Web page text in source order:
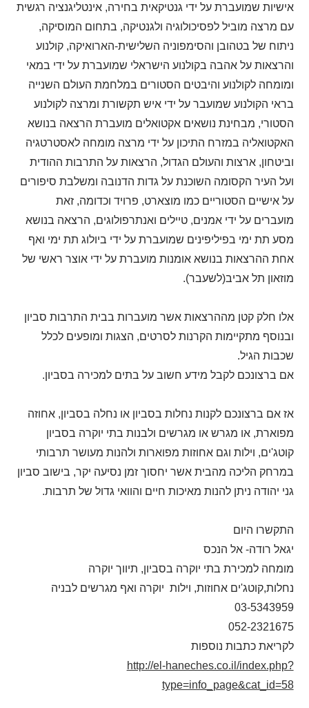
אישיות שמועברת על ידי גנטיקאית בחירה, אינטליגנציה רגשית
עם מרצה מוביל לפסיכולוגיה ולגנטיקה, בתחום המוסיקה,
ניתוח של בטהובן והסימפוניה השלישית-הארואיקה, קולנוע
והרצאות על אהבה בקולנוע הישראלי שמועברת על ידי במאי
ומומחה לקולנוע והיבטים הסטורים במלחמת העולם השנייה
בראי הקולנוע שמועבר על ידי איש תקשורת ומרצה לקולנוע
הסטורי, מבחינת נושאים אקטואלים מועברת הרצאה בנושא
האקטואליה במזרח התיכון על ידי מרצה מומחה לאסטרטגיה
וביטחון, ארצות והעולם הגדול, הרצאות על התרבות ההודית
ועל העיר הקסומה השוכנת על גדות הדנובה ומשלבת סיפורים
על אישיים הסטוריים כמו מוצארט, פרויד וכדומה, זאת
מועברים על ידי אמנים, טיילים ואנתרפולוגים, הרצאה בנושא
מסע תת ימי בפיליפינים שמועברת על ידי ביולוג תת ימי ואף
אחת ההרצאות בנושא אומנות מועברת על ידי אוצר ראשי של
מוזאון תל אביב(לשעבר).
אלו חלק קטן מההרצאות אשר מועברות בבית התרבות סביון
ובנוסף מתקיימות הקרנות לסרטים, הצגות ומופעים לכלל
שכבות הגיל.
אם ברצונכם לקבל מידע חשוב על בתים למכירה בסביון.
אז אם ברצונכם לקנות נחלות בסביון או נחלה בסביון, אחוזה
מפוארת, או מגרש או מגרשים ולבנות בתי יוקרה בסביון
קוטג'ים, וילות וגם אחוזות מפוארות ולהנות מעושר תרבותי
במרחק הליכה מהבית אשר יחסוך זמן נסיעה יקר, בישוב סביון
גני יהודה ניתן להנות מאיכות חיים והוואי גדול של תרבות.
התקשרו היום
יגאל רודה- אל הנכס
מומחה למכירת בתי יוקרה בסביון, תיווך יוקרה
נחלות,קוטג'ים אחוזות, וילות יוקרה ואף מגרשים לבניה
03-5343959
052-2321675
לקריאת כתבות נוספות
http://el-haneches.co.il/index.php?
type=info_page&cat_id=58